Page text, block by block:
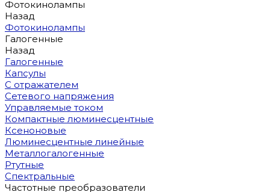
Фотокинолампы
Назад
Фотокинолампы
Галогенные
Назад
Галогенные
Капсулы
С отражателем
Сетевого напряжения
Управляемые током
Компактные люминесцентные
Ксеноновые
Люминесцентные линейные
Металлогалогенные
Ртутные
Спектральные
Частотные преобразователи